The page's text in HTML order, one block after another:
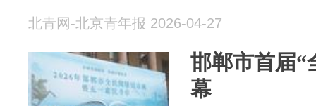
北青网-北京青年报 2026-04-27
邯郸市首届“
幕